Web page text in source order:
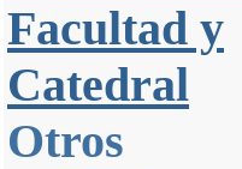
Facultad y
Catedral
Otros